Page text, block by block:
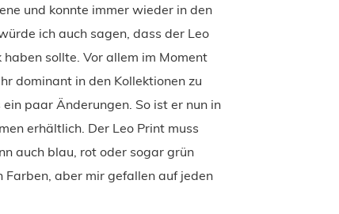
und konnte immer wieder in den
ich auch sagen, dass der Leo
sollte. Vor allem im Moment
dominant in den Kollektionen zu
paar Änderungen. So ist er nun in
erhältlich. Der Leo Print muss
auch blau, rot oder sogar grün
Farben, aber mir gefallen auf jeden